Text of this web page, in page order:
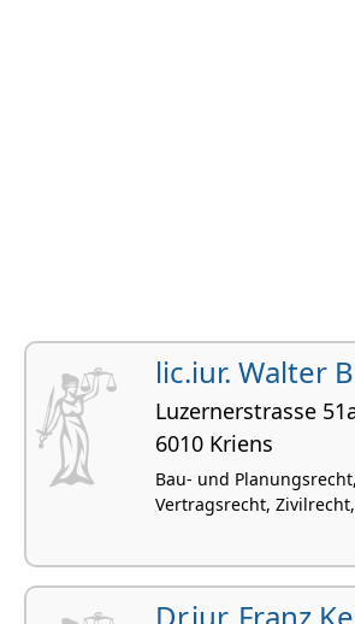
lic.iur. Walter
Luzernerstrasse
6010 Kriens
Bau- und
Vertragsrecht,